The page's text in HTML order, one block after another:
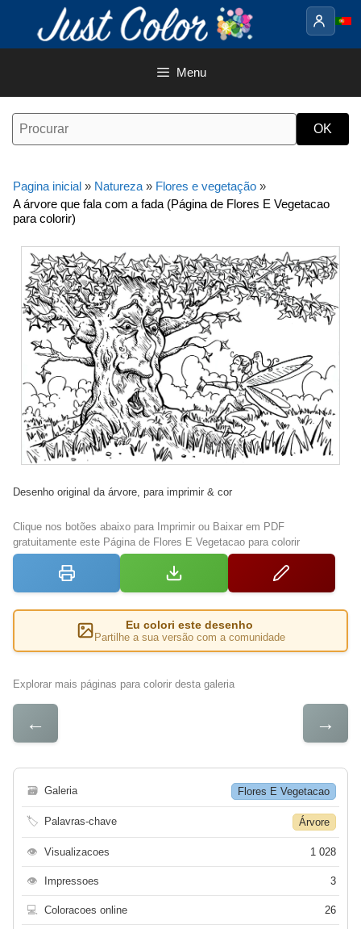
o
Menu
Pagina inicial » Natureza » Flores e vegetação »
A árvore que fala com a fada (Página de Flores E Vegetacao
para colorir)
Desenho original da árvore, para imprimir & cor
Clique nos botões abaixo para Imprimir ou Baixar em PDF
gratuitamente este Página de Flores E Vegetacao para colorir
Eu colori este desenho
Partilhe a sua versão com a comunidade
Explorar mais páginas para colorir desta galeria
← →
🗃 Galeria Flores E Vegetacao
🏷 Palavras-chave Árvore
👁 Visualizacoes 1 028
👁 Impressoes 3
💻 Coloracoes online 26